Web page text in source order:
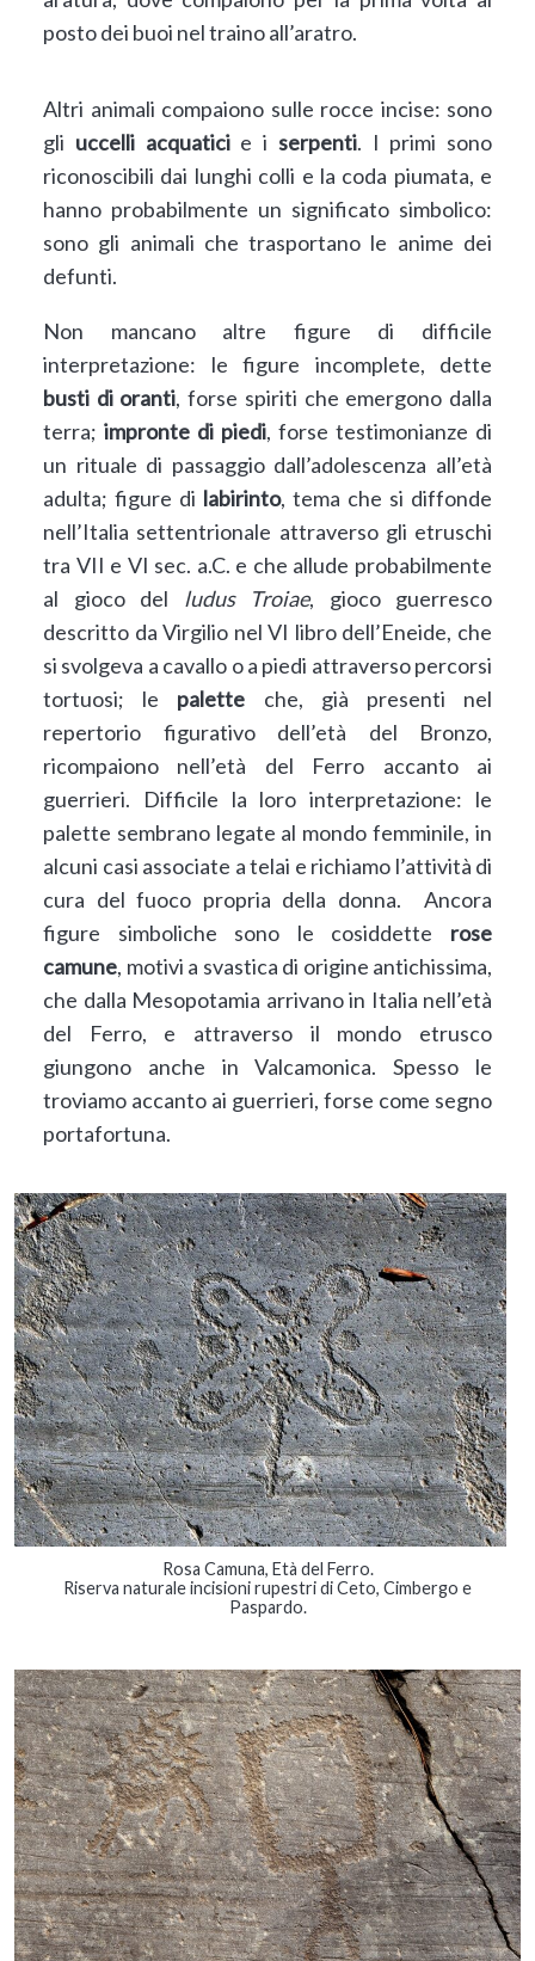
posto dei buoi nel traino all’aratro.
Altri animali compaiono sulle rocce incise: sono
gli uccelli acquaticie i serpenti. I primi sono
riconoscibili dai lunghi colli e la coda piumata, e
hanno probabilmente un significato simbolico:
sono gli animali che trasportano le anime dei
defunti.
Non mancano altre figure di difficile
interpretazione: le figure incomplete, dette
busti di oranti, forse spiriti che emergono dalla
terra; impronte di piedi, forse testimonianze di
un rituale di passaggio dall’adolescenza all’età
adulta; figure di labirinto, tema che si diffonde
nell’Italia settentrionale attraverso gli etruschi
tra VII e VI sec. a.C. e che allude probabilmente
al gioco del ludus Troiae, gioco guerresco
descritto da Virgilio nel VI libro dell’Eneide, che
si svolgeva a cavallo o a piedi attraverso percorsi
tortuosi; le palette che, già presenti nel
repertorio figurativo dell’età del Bronzo,
ricompaiono nell’età del Ferro accanto ai
guerrieri. Difficile la loro interpretazione: le
palette sembrano legate al mondo femminile, in
alcuni casi associate a telai e richiamo l’attività di
cura del fuoco propria della donna. Ancora
figure simboliche sono le cosiddette rose
camune, motivi a svastica di origine antichissima,
che dalla Mesopotamia arrivano in Italia nell’età
del Ferro, e attraverso il mondo etrusco
giungono anche in Valcamonica. Spesso le
troviamo accanto ai guerrieri, forse come segno
portafortuna.
Rosa Camuna, Età del Ferro.
Riserva naturale incisioni rupestri di Ceto, Cimbergo e
Paspardo.